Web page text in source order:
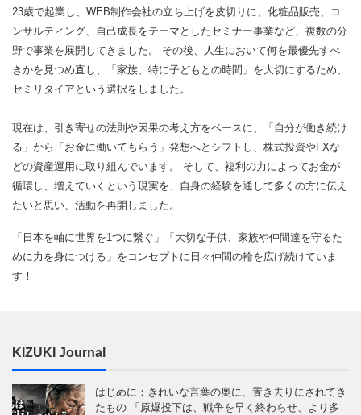
23歳で起業し、WEB制作会社の立ち上げを皮切りに、化粧品販売、コ
ンサルティング、自己成長をテーマとしたセミナー事業など、複数の分
野で事業を展開してきました。 その後、人生において何を最優先すべ
きかを見つめ直し、「家族、特に子どもとの時間」を大切にするため、
セミリタイアという選択をしました。
現在は、引き寄せの法則や因果の考え方をベースに、「自分が働き続け
る」から「お金に働いてもらう」発想へとシフトし、株式投資やFXな
どの資産運用に取り組んでいます。 そして、複利の力によってお金が
循環し、増えていくという現実を、自身の経験を通して多くの方に伝え
たいと思い、活動を再開しました。
「日本を軸に世界を1つに繋ぐ」「大切な子供、家族や仲間達を守るた
めに力を身につける」をコンセプトに日々仲間の輪を広げ続けていま
す！
KIZUKI Journal
はじめに：きれいな言葉の奥に、置き去りにされてき
たもの 「原爆投下は、戦争を早く終わらせ、より多